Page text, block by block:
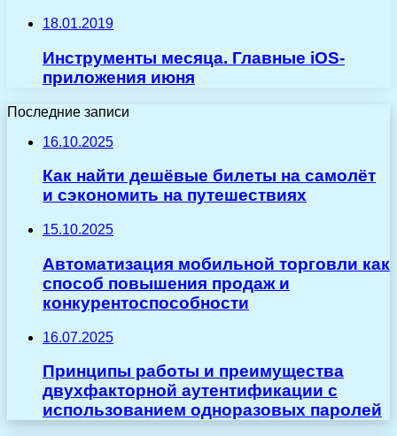
18.01.2019
Инструменты месяца. Главные iOS-
приложения июня
Последние записи
16.10.2025
Как найти дешёвые билеты на самолёт
и сэкономить на путешествиях
15.10.2025
Автоматизация мобильной торговли как
способ повышения продаж и
конкурентоспособности
16.07.2025
Принципы работы и преимущества
двухфакторной аутентификации с
использованием одноразовых паролей